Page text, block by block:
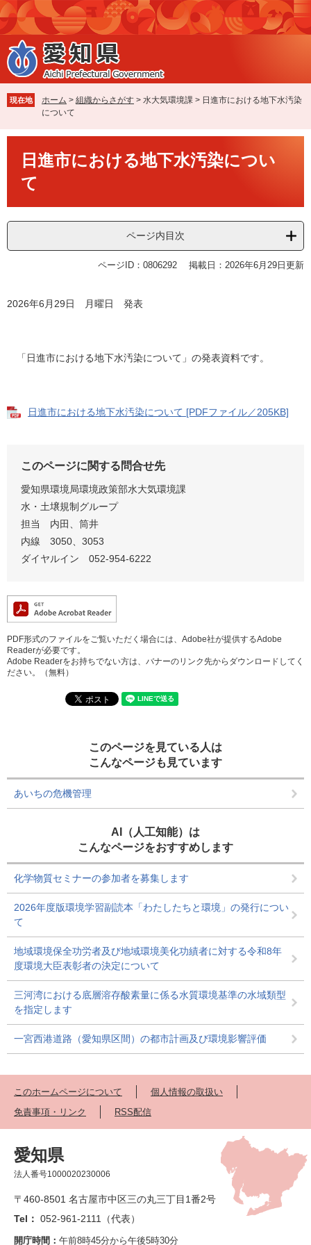
ペ
ー
ジ
の
先
で
す
メ
ニ
ュ
ー
を
ば
し
本
現在地 ホーム > 組織からさがす > 水大気環境課 > 日進市における地下水汚染
について
日進市における地下水汚染につい
て
ページ内目次
ページID：0806292 掲載日：2026年6月29日更新
2026年6月29日 月曜日 発表
「日進市における地下水汚染について」の発表資料です。
日進市における地下水汚染について [PDFファイル／205KB]
このページに関する問合せ先
愛知県環境局環境政策部水大気環境課
水・土壌規制グループ
担当 内田、筒井
内線 3050、3053
ダイヤルイン 052-954-6222
PDF形式のファイルをご覧いただく場合には、Adobe社が提供するAdobe
Readerが必要です。
Adobe Readerをお持ちでない方は、バナーのリンク先からダウンロードしてく
ださい。（無料）
このページを見ている人は
こんなページも見ています
あいちの危機管理
AI（人工知能）は
こんなページをおすすめします
化学物質セミナーの参加者を募集します
2026年度版環境学習副読本「わたしたちと環境」の発行につい
て
地域環境保全功労者及び地域環境美化功績者に対する令和8年
度環境大臣表彰者の決定について
三河湾における底層溶存酸素量に係る水質環境基準の水域類型
を指定します
一宮西港道路（愛知県区間）の都市計画及び環境影響評価
このホームページについて
個人情報の取扱い
免責事項・リンク
RSS配信
愛知県
法人番号1000020230006
〒460-8501 名古屋市中区三の丸三丁目1番2号
Tel： 052-961-2111（代表）
開庁時間： 午前8時45分から午後5時30分